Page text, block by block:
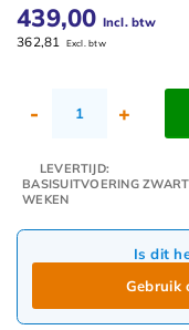
439,00 Incl. btw
362,81 Excl. btw
- +
LEVERTIJD:
BASISUITVOERING
WEKEN
Is dit
Gebruik